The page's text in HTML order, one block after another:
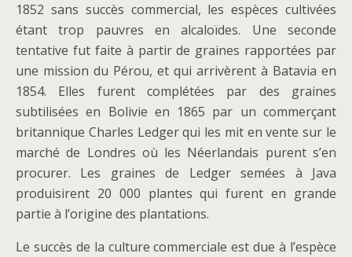
1852 sans succès commercial, les espèces cultivées
étant trop pauvres en alcaloïdes. Une seconde
tentative fut faite à partir de graines rapportées par
une mission du Pérou, et qui arrivèrent à Batavia en
1854. Elles furent complétées par des graines
subtilisées en Bolivie en 1865 par un commerçant
britannique Charles Ledger qui les mit en vente sur le
marché de Londres où les Néerlandais purent s’en
procurer. Les graines de Ledger semées à Java
produisirent 20 000 plantes qui furent en grande
partie à l’origine des plantations.
Le succès de la culture commerciale est due à l’espèce